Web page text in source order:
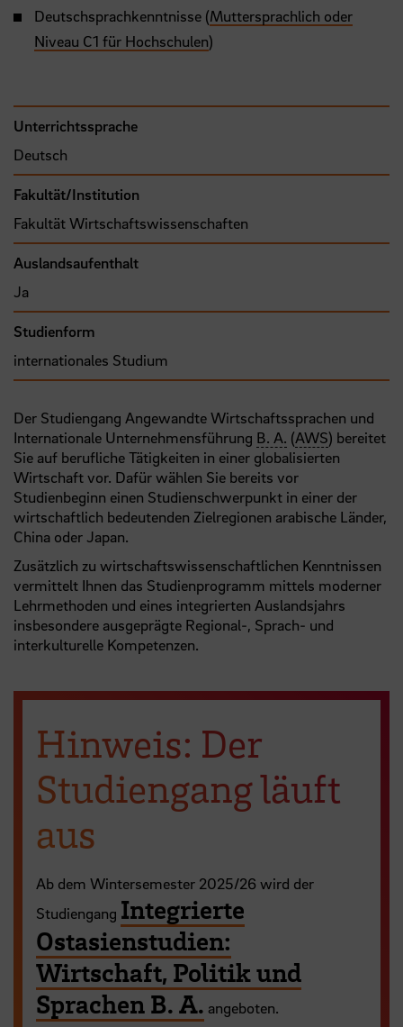
Deutschsprachkenntnisse (Muttersprachlich oder
Niveau C1 für Hochschulen)
Unterrichtssprache
Deutsch
Fakultät/Institution
Fakultät Wirtschaftswissenschaften
Auslandsaufenthalt
Ja
Studienform
internationales Studium
Der Studiengang Angewandte Wirtschaftssprachen und
Internationale Unternehmensführung B. A. (AWS) bereitet
Sie auf berufliche Tätigkeiten in einer globalisierten
Wirtschaft vor. Dafür wählen Sie bereits vor
Studienbeginn einen Studienschwerpunkt in einer der
wirtschaftlich bedeutenden Zielregionen arabische Länder,
China oder Japan.
Zusätzlich zu wirtschaftswissenschaftlichen Kenntnissen
vermittelt Ihnen das Studienprogramm mittels moderner
Lehrmethoden und eines integrierten Auslandsjahrs
insbesondere ausgeprägte Regional-, Sprach- und
interkulturelle Kompetenzen.
Hinweis: Der
Studien­gang läuft
aus
Ab dem Wintersemester 2025/26 wird der
Studiengang Integrierte
Ostasienstudien:
Wirtschaft, Politik und
Sprachen B. A. angeboten.